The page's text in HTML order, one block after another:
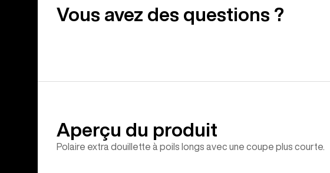
Vous avez des questions ?
Aperçu du produit
Polaire extra douillette à poils longs avec une coupe plus courte.